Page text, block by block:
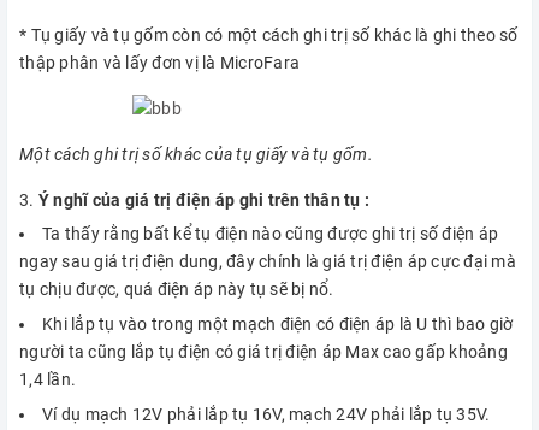
* Tụ giấy và tụ gốm còn có một cách ghi trị số khác là ghi theo số
thập phân và lấy đơn vị là MicroFara
Một cách ghi trị số khác của tụ giấy và tụ gốm.
Ý nghĩ của giá trị điện áp ghi trên thân tụ :
Ta thấy rằng bất kể tụ điện nào cũng được ghi trị số điện áp
ngay sau giá trị điện dung, đây chính là giá trị điện áp cực đại mà
tụ chịu được, quá điện áp này tụ sẽ bị nổ.
Khi lắp tụ vào trong một mạch điện có điện áp là U thì bao giờ
người ta cũng lắp tụ điện có giá trị điện áp Max cao gấp khoảng
1,4 lần.
Ví dụ mạch 12V phải lắp tụ 16V, mạch 24V phải lắp tụ 35V.